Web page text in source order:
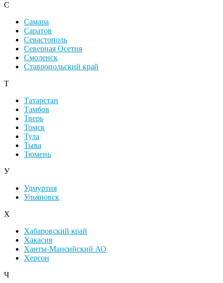
С
Самара
Саратов
Севастополь
Северная Осетия
Смоленск
Ставропольский край
Т
Татарстан
Тамбов
Тверь
Томск
Тула
Тыва
Тюмень
У
Удмуртия
Ульяновск
Х
Хабаровский край
Хакасия
Ханты-Мансийский АО
Херсон
Ч